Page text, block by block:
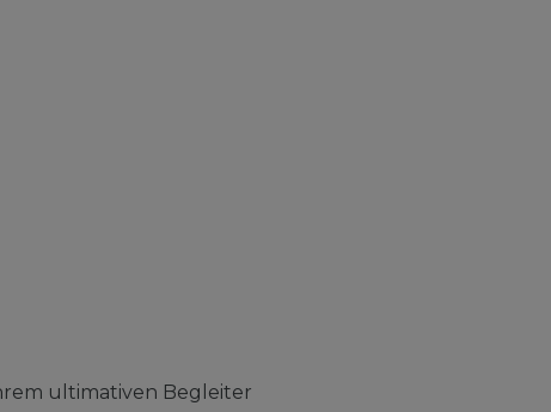
ultimativen Begleiter